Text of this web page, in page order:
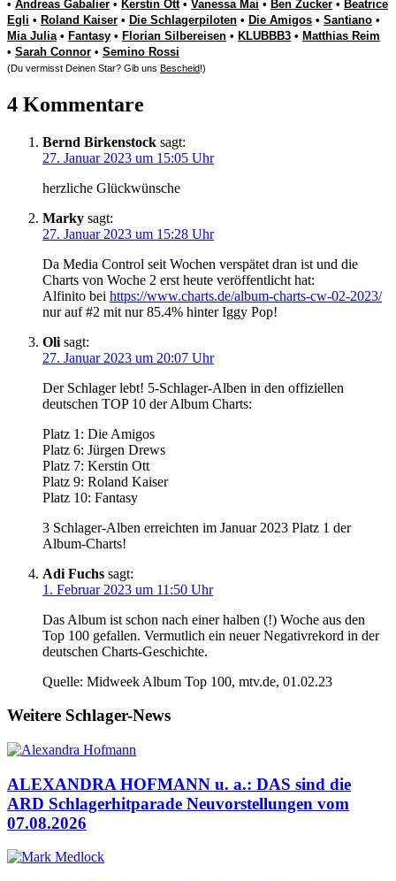
• Andreas Gabalier • Kerstin Ott• Vanessa Mai • Ben Zucker • Beatrice
Egli • Roland Kaiser • Die Schlagerpiloten • Die Amigos • Santiano •
Mia Julia • Fantasy • Florian Silbereisen • KLUBBB3 • Matthias Reim
• Sarah Connor • Semino Rossi
(Du vermisst Deinen Star? Gib uns Bescheid!)
4 Kommentare
Bernd Birkenstock sagt:
27. Januar 2023 um 15:05 Uhr
herzliche Glückwünsche
Marky sagt:
27. Januar 2023 um 15:28 Uhr
Da Media Control seit Wochen verspätet dran ist und die
Charts von Woche 2 erst heute veröffentlicht hat:
Alfinito bei https://www.charts.de/album-charts-cw-02-2023/
nur auf #2 mit nur 85.4% hinter Iggy Pop!
Oli sagt:
27. Januar 2023 um 20:07 Uhr
Der Schlager lebt! 5-Schlager-Alben in den offiziellen
deutschen TOP 10 der Album Charts:
Platz 1: Die Amigos
Platz 6: Jürgen Drews
Platz 7: Kerstin Ott
Platz 9: Roland Kaiser
Platz 10: Fantasy
3 Schlager-Alben erreichten im Januar 2023 Platz 1 der
Album-Charts!
Adi Fuchs sagt:
1. Februar 2023 um 11:50 Uhr
Das Album ist schon nach einer halben (!) Woche aus den
Top 100 gefallen. Vermutlich ein neuer Negativrekord in der
deutschen Charts-Geschichte.
Quelle: Midweek Album Top 100, mtv.de, 01.02.23
Weitere Schlager-News
ALEXANDRA HOFMANN u. a.: DAS sind die
ARD Schlagerhitparade Neuvorstellungen vom
07.08.2026